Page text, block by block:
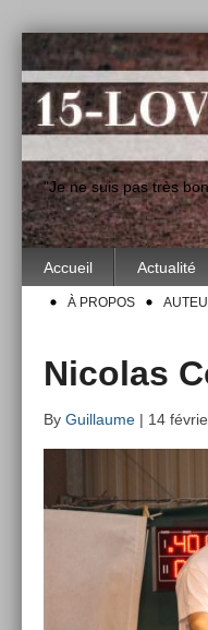
"Je ne suis pas très
Accueil Actualité
À PROPOS
Nicolas
By Guillaume | 14